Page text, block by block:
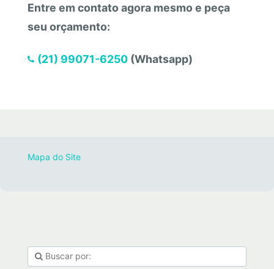
Entre em contato agora mesmo e peça
seu orçamento:
(21) 99071-6250(Whatsapp)
Mapa do Site